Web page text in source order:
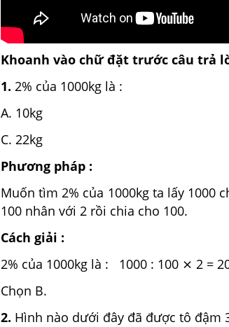
Khoanh vào chữ đặt trước câu trả
1. 2% của 1000kg là :
A. 10kg B.
C. 22kg D.
Phương pháp :
Muốn tìm 2% của 1000kg ta lấy 1000
100 nhân với 2 rồi chia cho 100.
Cách giải :
2% của 1000kg là : 1000 : 100 ⨯ 2 =
Chọn B.
2. Hình nào dưới đây đã được tô đậm